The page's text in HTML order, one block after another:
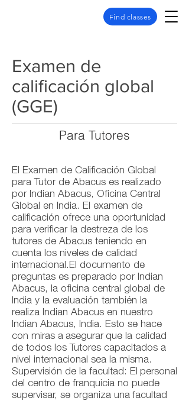
Find classes
Examen de
calificación global
(GGE)
Para Tutores
El Examen de Calificación Global
para Tutor de Abacus es realizado
por Indian Abacus, Oficina Central
Global en India. El examen de
calificación ofrece una oportunidad
para verificar la destreza de los
tutores de Abacus teniendo en
cuenta los niveles de calidad
internacional.El documento de
preguntas es preparado por Indian
Abacus, la oficina central global de
India y la evaluación también la
realiza Indian Abacus en nuestro
Indian Abacus, India. Esto se hace
con miras a asegurar que la calidad
de todos los Tutores capacitados a
nivel internacional sea la misma.
Supervisión de la facultad: El personal
del centro de franquicia no puede
supervisar, se organiza una facultad